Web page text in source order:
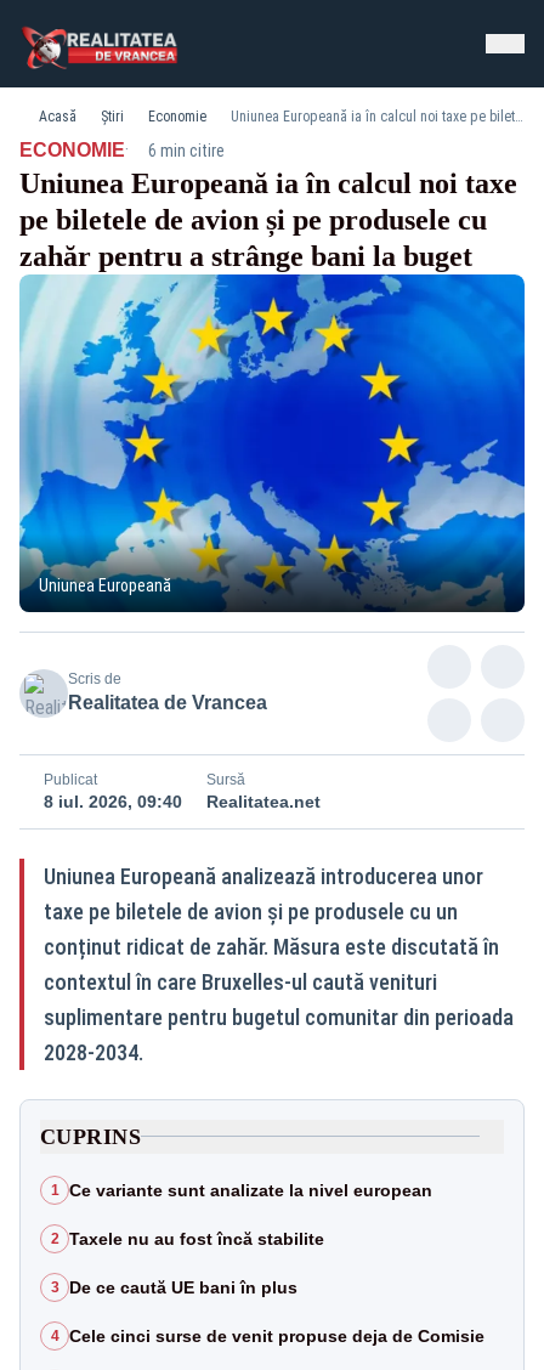
Acasă Știri Economie Uniunea Europeană ia în calcul noi taxe pe biletele de avion și pe produsele cu zahăr pentru a strânge bani la buget
ECONOMIE· 6 min citire
Uniunea Europeană ia în calcul noi taxe
pe biletele de avion și pe produsele cu
zahăr pentru a strânge bani la buget
Uniunea Europeană
Scris de
Realitatea de Vrancea
Publicat
8 iul. 2026, 09:40
Sursă
Realitatea.net
Uniunea Europeană analizează introducerea unor
taxe pe biletele de avion și pe produsele cu un
conținut ridicat de zahăr. Măsura este discutată în
contextul în care Bruxelles-ul caută venituri
suplimentare pentru bugetul comunitar din perioada
2028-2034.
CUPRINS
1 Ce variante sunt analizate la nivel european
2 Taxele nu au fost încă stabilite
3 De ce caută UE bani în plus
4 Cele cinci surse de venit propuse deja de Comisie